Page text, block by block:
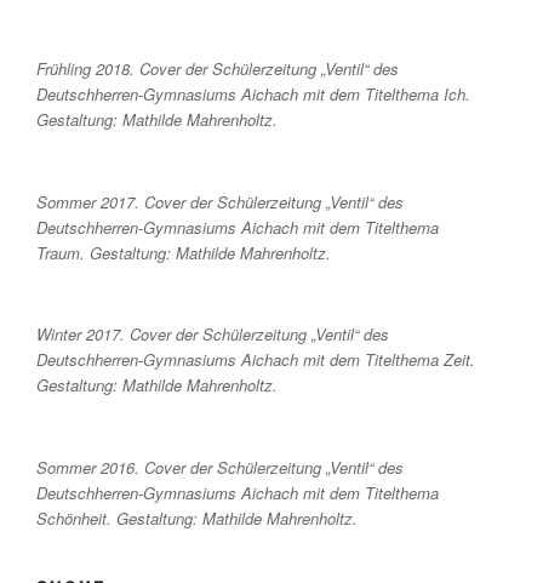
Frühling 2018. Cover der Schülerzeitung „Ventil“ des
Deutschherren-Gymnasiums Aichach mit dem Titelthema Ich.
Gestaltung: Mathilde Mahrenholtz.
Sommer 2017. Cover der Schülerzeitung „Ventil“ des
Deutschherren-Gymnasiums Aichach mit dem Titelthema
Traum. Gestaltung: Mathilde Mahrenholtz.
Winter 2017. Cover der Schülerzeitung „Ventil“ des
Deutschherren-Gymnasiums Aichach mit dem Titelthema Zeit.
Gestaltung: Mathilde Mahrenholtz.
Sommer 2016. Cover der Schülerzeitung „Ventil“ des
Deutschherren-Gymnasiums Aichach mit dem Titelthema
Schönheit. Gestaltung: Mathilde Mahrenholtz.